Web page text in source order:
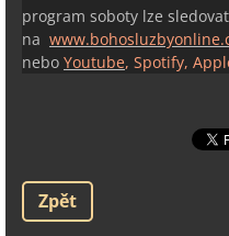
program soboty lze
na
nebo Youtube, Spotify,
Zpět